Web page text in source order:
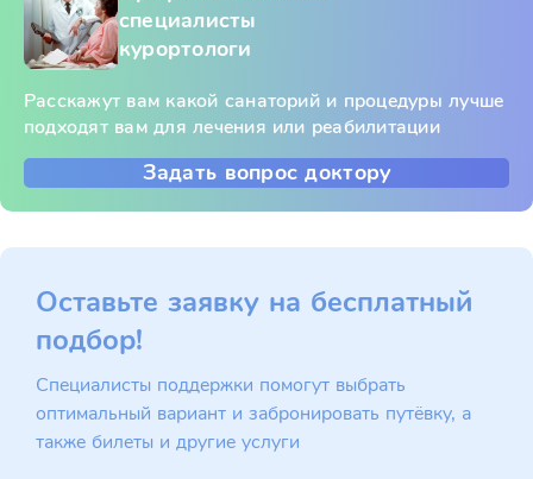
специалисты
курортологи
Расскажут вам какой санаторий и процедуры лучше
подходят вам для лечения или реабилитации
Задать вопрос доктору
Оставьте заявку на бесплатный
подбор!
Специалисты поддержки помогут выбрать
оптимальный вариант и забронировать путёвку, а
также билеты и другие услуги